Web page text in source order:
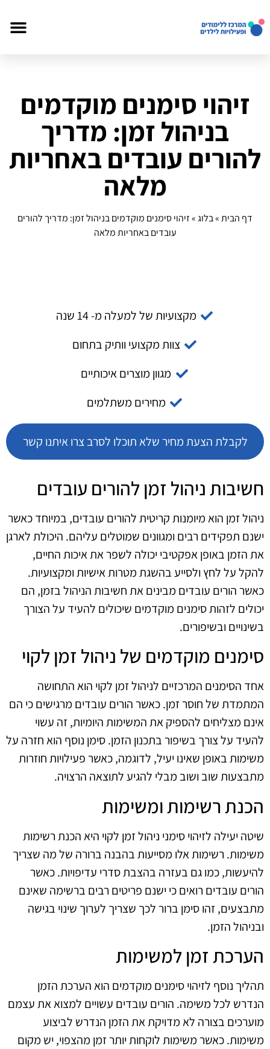
זיהוי סימנים מוקדמים
בניהול זמן: מדריך
להורים עובדים באחריות
מלאה
דף הבית»בלוג»זיהוי סימנים מוקדמים בניהול זמן: מדריך להורים
עובדים באחריות מלאה
מקצועיות של למעלה מ- 14 שנה
צוות מקצועי וותיק בתחום
מגוון מוצרים איכותיים
מחירים משתלמים
לקבלת הצעת מחיר שלא תוכלו לסרב צרו איתנו קשר
חשיבות ניהול זמן להורים עובדים
ניהול זמן הוא מיומנות קריטית להורים עובדים, במיוחד כאשר
ישנם תפקידים רבים ומגוונים שמוטלים עליהם. היכולת לארגן
את הזמן באופן אפקטיבי יכולה לשפר את איכות החיים,
להקל על לחץ ולסייע בהשגת מטרות אישיות ומקצועיות.
כאשר הורים עובדים מבינים את חשיבות הניהול בזמן, הם
יכולים לזהות סימנים מוקדמים שיכולים להעיד על הצורך
בשינויים ובשיפורים.
סימנים מוקדמים של ניהול זמן לקוי
אחד הסימנים המרכזיים לניהול זמן לקוי הוא התחושה
המתמדת של חוסר זמן. כאשר הורים עובדים מרגישים כי הם
אינם מצליחים להספיק את המשימות היומיות, זה עשוי
להעיד על צורך בשיפור בתכנון הזמן. סימן נוסף הוא חזרה על
משימות באופן שאינו יעיל, לדוגמה, כאשר פעילויות חוזרות
מתבצעות שוב ושוב מבלי להגיע לתוצאה הרצויה.
הכנת רשימות ומשימות
שיטה יעילה לזיהוי סימני ניהול זמן לקוי היא הכנת רשימות
משימות. רשימות אלו מסייעות בהבנה ברורה של מה שצריך
להיעשות, כמו גם בעזרה בהצבת סדרי עדיפויות. כאשר
הורים עובדים רואים כי ישנם פריטים רבים ברשימה שאינם
מתבצעים, זהו סימן ברור לכך שצריך לערוך שינוי בגישה
ובניהול הזמן.
הערכת זמן למשימות
תהליך נוסף לזיהוי סימנים מוקדמים הוא הערכת הזמן
הנדרש לכל משימה. הורים עובדים עשויים למצוא את עצמם
מוערכים בצורה לא מדויקת את הזמן הנדרש לביצוע
משימות. כאשר משימות לוקחות יותר זמן מהצפוי, יש מקום